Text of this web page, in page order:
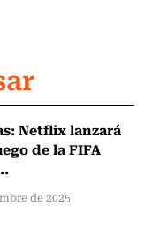
Netflix lanzará
de la FIFA
de 2025